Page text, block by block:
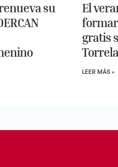
su
El
gratis
LEER MÁS »